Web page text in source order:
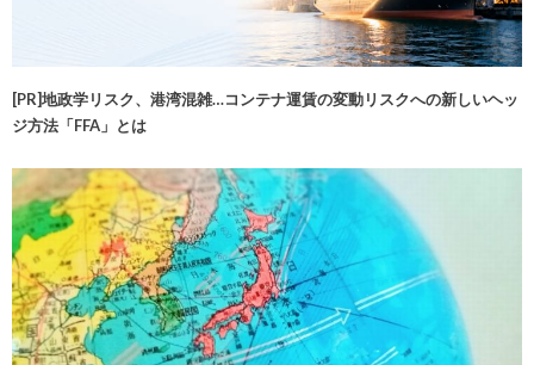
[PR]地政学リスク、港湾混雑…コンテナ運賃の変動リスクへの新しいヘッ
ジ方法「FFA」とは